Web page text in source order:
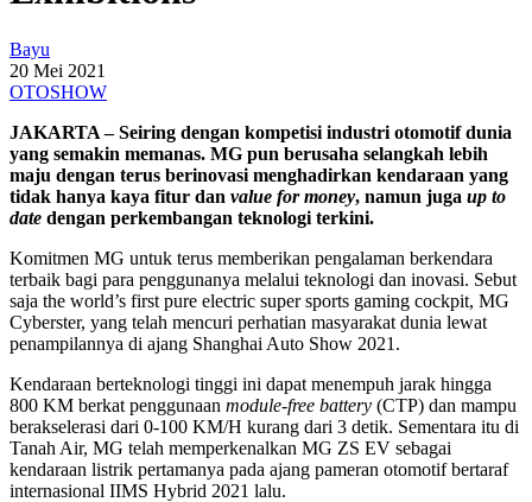
Bayu
20 Mei 2021
OTOSHOW
JAKARTA – Seiring dengan kompetisi industri otomotif dunia
yang semakin memanas. MG pun berusaha selangkah lebih
maju dengan terus berinovasi menghadirkan kendaraan yang
tidak hanya kaya fitur dan value for money, namun juga up to
date dengan perkembangan teknologi terkini.
Komitmen MG untuk terus memberikan pengalaman berkendara
terbaik bagi para penggunanya melalui teknologi dan inovasi. Sebut
saja the world’s first pure electric super sports gaming cockpit, MG
Cyberster, yang telah mencuri perhatian masyarakat dunia lewat
penampilannya di ajang Shanghai Auto Show 2021.
Kendaraan berteknologi tinggi ini dapat menempuh jarak hingga
800 KM berkat penggunaan module-free battery (CTP) dan mampu
berakselerasi dari 0-100 KM/H kurang dari 3 detik. Sementara itu di
Tanah Air, MG telah memperkenalkan MG ZS EV sebagai
kendaraan listrik pertamanya pada ajang pameran otomotif bertaraf
internasional IIMS Hybrid 2021 lalu.